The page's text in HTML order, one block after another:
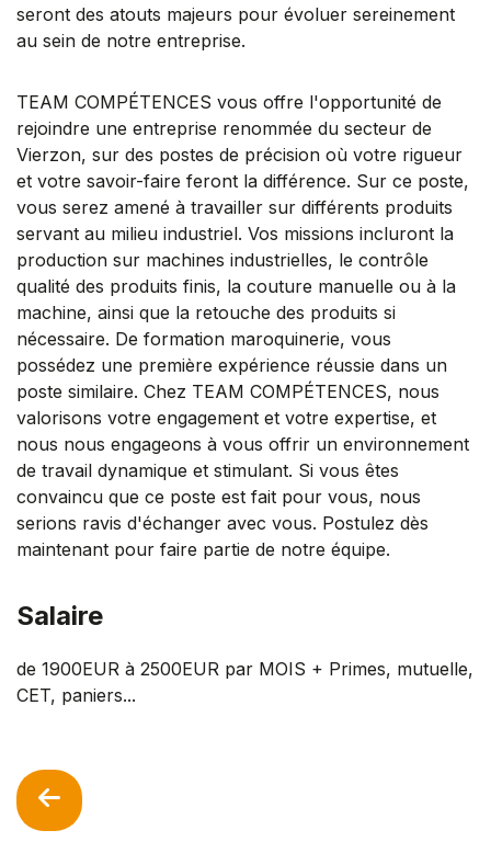
seront des atouts majeurs pour évoluer sereinement
au sein de notre entreprise.
TEAM COMPÉTENCES vous offre l'opportunité de
rejoindre une entreprise renommée du secteur de
Vierzon, sur des postes de précision où votre rigueur
et votre savoir-faire feront la différence. Sur ce poste,
vous serez amené à travailler sur différents produits
servant au milieu industriel. Vos missions incluront la
production sur machines industrielles, le contrôle
qualité des produits finis, la couture manuelle ou à la
machine, ainsi que la retouche des produits si
nécessaire. De formation maroquinerie, vous
possédez une première expérience réussie dans un
poste similaire. Chez TEAM COMPÉTENCES, nous
valorisons votre engagement et votre expertise, et
nous nous engageons à vous offrir un environnement
de travail dynamique et stimulant. Si vous êtes
convaincu que ce poste est fait pour vous, nous
serions ravis d'échanger avec vous. Postulez dès
maintenant pour faire partie de notre équipe.
Salaire
de 1900EUR à 2500EUR par MOIS + Primes, mutuelle,
CET, paniers...